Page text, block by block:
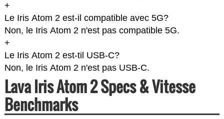
+
Le Iris Atom 2 est-il compatible avec 5G?
Non, le Iris Atom 2 n'est pas compatible 5G.
+
Le Iris Atom 2 est-til USB-C?
Non, le Iris Atom 2 n'est pas USB-C.
Lava Iris Atom 2 Specs & Vitesse
Benchmarks